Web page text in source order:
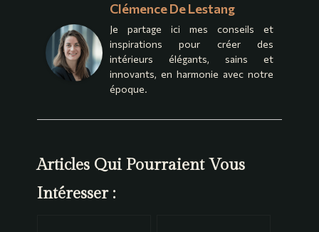
Clémence De Lestang
Je partage ici mes conseils et
inspirations pour créer des
intérieurs élégants, sains et
innovants, en harmonie avec notre
époque.
Articles Qui Pourraient Vous
Intéresser :